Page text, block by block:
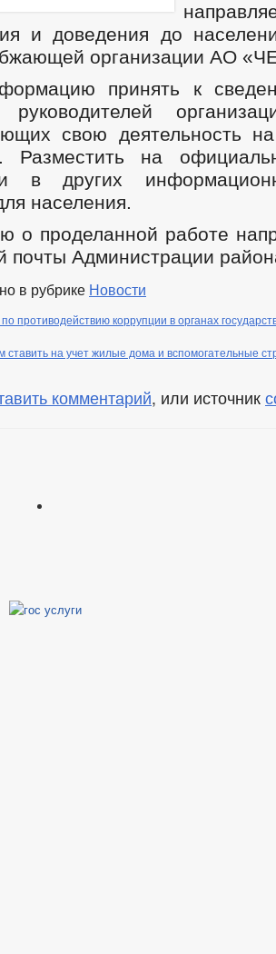
и доведения до
организации АО
принять к
руководителей
свою деятельность
Разместить на
в других
населения.
о проделанной работе
почты Администрации
в рубрике Новости
противодействию коррупции в органах
ставить на учет жилые дома и вспомогательные
комментарий, или источник